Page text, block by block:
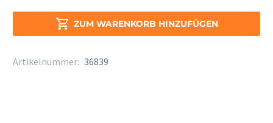
S37
 ZUM WARENKORB HINZUFÜGEN
Artikelnummer: 36839